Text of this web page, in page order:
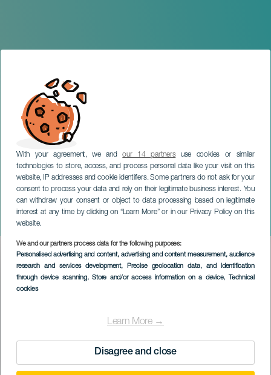
With your agreement, we andour 14 partnersuse cookies or similar
technologies to store, access, and process personal data like your visit on this
website, IP addresses and cookie identifiers. Some partners do not ask for your
consent to process your data and rely on their legitimate business interest. You
can withdraw your consent or object to data processing based on legitimate
interest at any time by clicking on “Learn More” or in our Privacy Policy on this
website.
We and our partners process data for the following purposes:
Personalised advertising and content, advertising and content measurement, audience
research and services development, Precise geolocation data, and identification
through device scanning, Store and/or access information on a device, Technical
cookies
Learn More →
Disagree and close
Buena Vista Stars i
konsert
TENERIFE
Imagen
Listado